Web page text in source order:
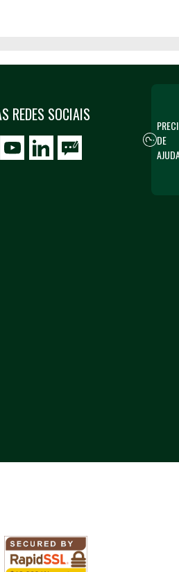
REDES SOCIAIS
social02
icon-social03
DE